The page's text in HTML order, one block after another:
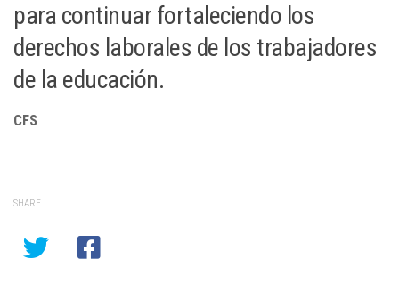
para continuar fortaleciendo los
derechos laborales de los trabajadores
de la educación.
CFS
SHARE